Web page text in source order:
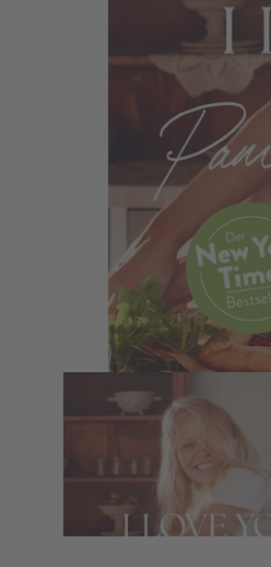
I love you!
Pamela Anderson, Birgit van
Meine Herzensrezepte